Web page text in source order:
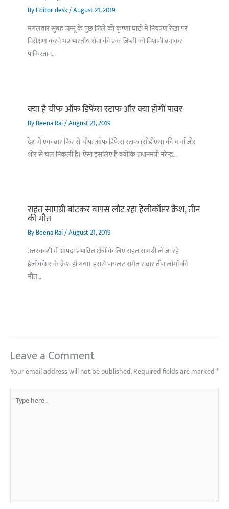
ByEditor desk/August 21, 2019
मंगलवार सुबह जम्मू के पुंछ जिले की कृष्णा घाटी में नियंत्रण रेखा पर
निरीक्षण करने गए भारतीय सेना की एक जिप्सी को निशानी बनाकर
पाकिस्तान…
क्या है चीफ ऑफ डिफेंस स्टाफ और क्या होगीं पावर
ByBeena Rai/August 21, 2019
देश में एक बार फिर से चीफ ऑफ डिफेंस स्टाफ (सीडीएस) की चर्चा जोर
शोर से चल निकली है। ऐसा इसलिए है क्योंकि प्रधानमंत्री नरेन्द्र…
राहत सामग्री बांटकर वापस लौट रहा हेलीकॉप्टर क्रैश, तीन
की मौत
ByBeena Rai/August 21, 2019
उत्तरकाशी में आपदा प्रभावित क्षेत्रों के लिए राहत सामग्री ले जा रहे
हेलीकॉप्टर के क्रेश हो गया। इससे पायलट समेत सवार तीन लोगों की
मौत…
Leave a Comment
Your email address will not be published.Required fields are marked*
here..